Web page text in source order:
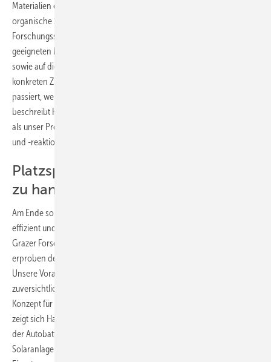
Materialien ersetzen sollen. Als Halbleitermaterial haben sie
organische Solarfolien ins Auge gefasst. Die nächsten
Forschungsschritte konzentrieren sich deshalb auf die Suche nach
geeigneten Materialien für die Photovoltaik. Und die Batterieseite
sowie auf die Kompatibilität dieser Materialien, bevor es an den
konkreten Zusammenbau der Geräte geht. „Wir müssen wissen, was
passiert, wenn die Materialien miteinander in Kontakt kommen“,
beschreibt Hanzu die Herausforderung. „Deshalb untersucht das ZFE
als unser Projektpartner die zugrundeliegenden Grenzflächeneffekte
und -reaktionen.“
Platzsparend, effizient und einfach
zu handhaben
Am Ende soll ein Hybridgerät herauskommen, das platzsparend,
effizient und vergleichsweise einfach in der Handhabung ist. Die
Grazer Forscher erarbeiten jetzt erst einmal die Grundlagen und
erproben den Hybridakku, der am Ende der Forschungsarbeit steht.
Unsere Vorarbeiten waren bereits sehr vielversprechend und ich bin
zuversichtlich, dass wir am Ende von SolaBat ein funktionierendes
Konzept für einen Photovoltaik-Batterie-Hybriden vorstellen können“,
zeigt sich Hanzu optimistisch. Die Einsatzpotenziale sind riesig. Von
der Autobatterie über Akkus in Mobilgeräten bis hin zu größeren
Solaranlagen mit Energiespeicher ist alles möglich. Für welchen